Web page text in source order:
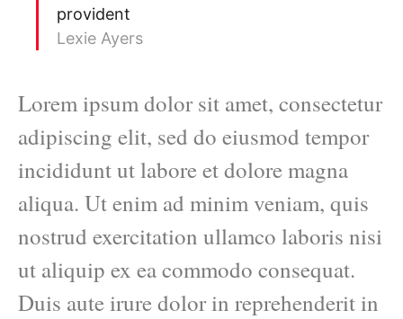
provident
Lexie Ayers
Lorem ipsum dolor sit amet, consectetur
adipiscing elit, sed do eiusmod tempor
incididunt ut labore et dolore magna
aliqua. Ut enim ad minim veniam, quis
nostrud exercitation ullamco laboris nisi
ut aliquip ex ea commodo consequat.
Duis aute irure dolor in reprehenderit in